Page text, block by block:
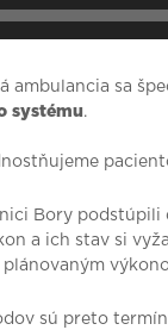
ambulancia sa
systému.
Bory
a ich stav si
sú preto